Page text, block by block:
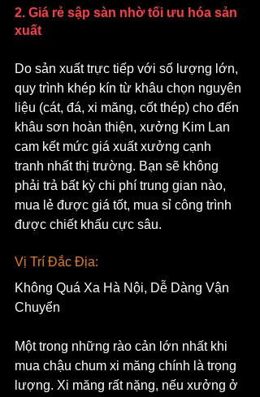
2. Giá rẻ sập sàn nhờ tối ưu hóa sản
xuất
Do sản xuất trực tiếp với số lượng lớn,
quy trình khép kín từ khâu chọn nguyên
liệu (cát, đá, xi măng, cốt thép) cho đến
khâu sơn hoàn thiện, xưởng Kim Lan
cam kết mức giá xuất xưởng cạnh
tranh nhất thị trường. Bạn sẽ không
phải trả bất kỳ chi phí trung gian nào,
mua lẻ được giá tốt, mua sỉ công trình
được chiết khấu cực sâu.
Vị Trí Đắc Địa:
Không Quá Xa Hà Nội, Dễ Dàng Vận
Chuyển
Một trong những rào cản lớn nhất khi
mua chậu chum xi măng chính là trọng
lượng. Xi măng rất nặng, nếu xưởng ở